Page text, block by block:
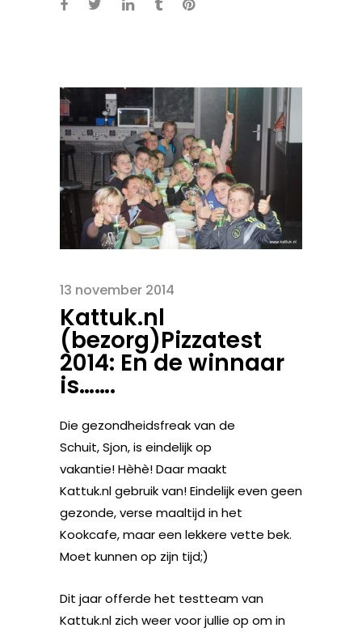
13 november 2014
Kattuk.nl
(bezorg)Pizzatest
2014: En de winnaar
is…….
Die gezondheidsfreak van de
Schuit, Sjon, is eindelijk op
vakantie! Hèhè! Daar maakt
Kattuk.nl gebruik van! Eindelijk even geen
gezonde, verse maaltijd in het
Kookcafe, maar een lekkere vette bek.
Moet kunnen op zijn tijd;)
Dit jaar offerde het testteam van
Kattuk.nl zich weer voor jullie op om in